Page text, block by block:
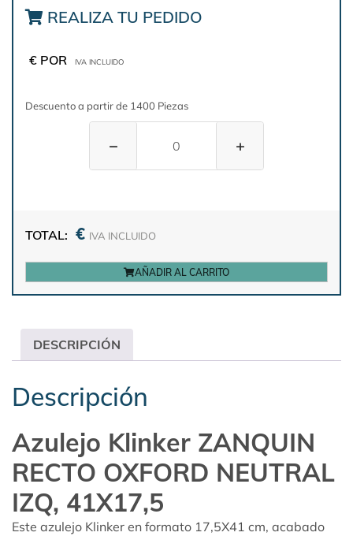
REALIZA TU PEDIDO
€ POR IVA INCLUIDO
Descuento a partir de 1400 Piezas
− +
TOTAL: € IVA INCLUIDO
AÑADIR AL CARRITO
DESCRIPCIÓN
Descripción
Azulejo Klinker ZANQUIN
RECTO OXFORD NEUTRAL
IZQ, 41X17,5
Este azulejo Klinker en formato 17,5X41 cm, acabado